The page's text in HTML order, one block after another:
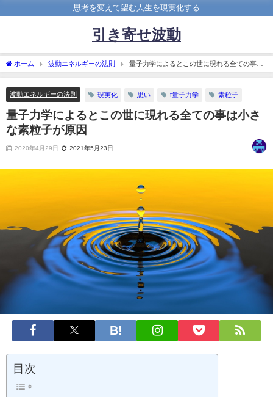
思考を変えて望む人生を現実化する
引き寄せ波動
ホーム 波動エネルギーの法則
量子力学によるとこの世に現れる全ての事は
小さな素粒子が原因
波動エネルギーの法則 現実化 思い t量子力学 素粒子
量子力学によるとこの世に現れる全ての事は小さ
な素粒子が原因
2020年4月29日 2021年5月23日
目次